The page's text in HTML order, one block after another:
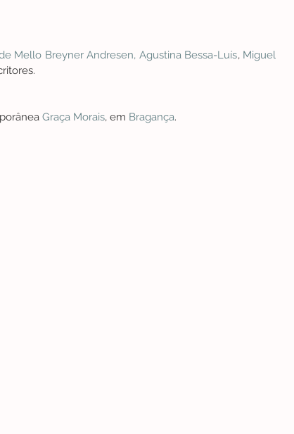
Mello Breyner Andresen, Agustina Bessa-Luís, Miguel
Graça Morais, em Bragança.